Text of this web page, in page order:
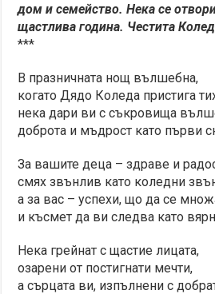
дом и семейство. Нека се
щастлива година. Честита
***
В празничната нощ вълшебна,
когато Дядо Коледа пристига
нека дари ви с съкровища
доброта и мъдрост като първи
За вашите деца – здраве и
смях звънлив като коледни
а за вас – успехи, що да се
и късмет да ви следва като
Нека грейнат с щастие лицата,
озарени от постигнати мечти,
а сърцата ви, изпълнени с